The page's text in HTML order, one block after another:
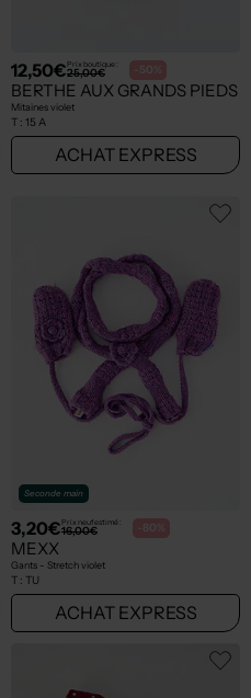
12,50€Prix boutique :
25,00€ -50%
BERTHE AUX GRANDS PIEDS
Mitaines violet
T : 15 A
ACHAT EXPRESS
Seconde main
3,20€Prix neuf estimé :
16,00€ -80%
MEXX
Gants - Stretch violet
T : TU
ACHAT EXPRESS